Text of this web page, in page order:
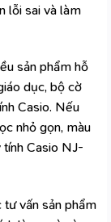
lỗi sai và làm
sản phẩm hỗ
dục, bộ cờ
Casio. Nếu
nhỏ gọn, màu
tính Casio NJ-
vấn sản phẩm